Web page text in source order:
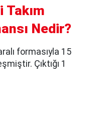
Nedir?
formasıyla 15
Çıktığı 1